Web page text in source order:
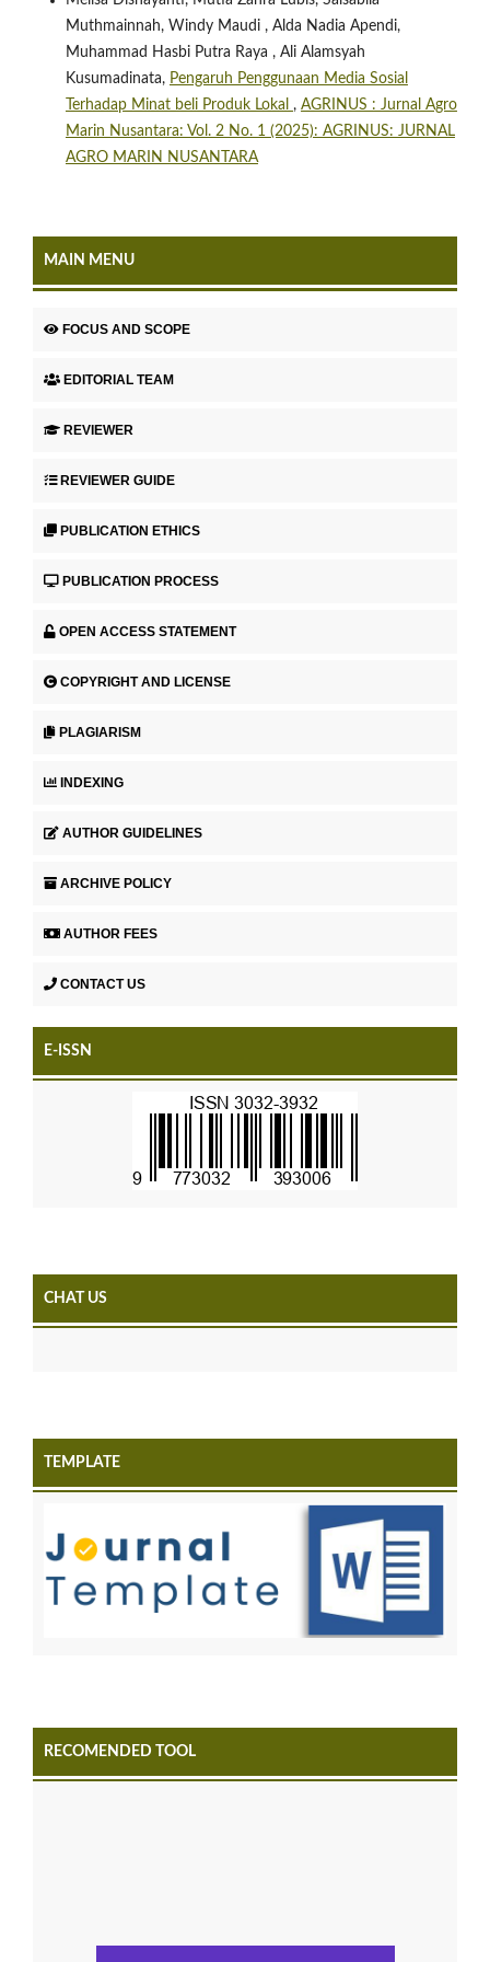
Muthmainnah, Windy Maudi , Alda Nadia Apendi,
Muhammad Hasbi Putra Raya , Ali Alamsyah
Kusumadinata, Pengaruh Penggunaan Media Sosial
Terhadap Minat beli Produk Lokal , AGRINUS : Jurnal Agro
Marin Nusantara: Vol. 2 No. 1 (2025): AGRINUS: JURNAL
AGRO MARIN NUSANTARA
MAIN MENU
FOCUS AND SCOPE
EDITORIAL TEAM
REVIEWER
REVIEWER GUIDE
PUBLICATION ETHICS
PUBLICATION PROCESS
OPEN ACCESS STATEMENT
COPYRIGHT AND LICENSE
PLAGIARISM
INDEXING
AUTHOR GUIDELINES
ARCHIVE POLICY
AUTHOR FEES
CONTACT US
E-ISSN
CHAT US
TEMPLATE
RECOMENDED TOOL